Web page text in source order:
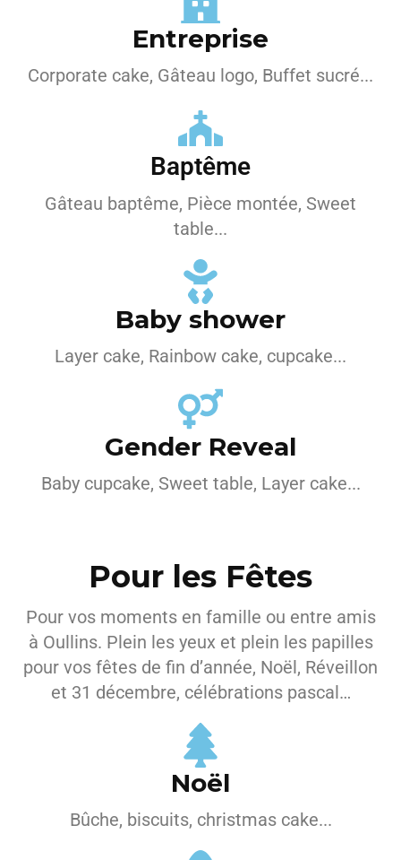
Entreprise
Corporate cake, Gâteau logo, Buffet sucré...
Baptême
Gâteau baptême, Pièce montée, Sweet
table...
Baby shower
Layer cake, Rainbow cake, cupcake...
Gender Reveal
Baby cupcake, Sweet table, Layer cake...
Pour les Fêtes
Pour vos moments en famille ou entre amis
à Oullins. Plein les yeux et plein les papilles
pour vos fêtes de fin d’année, Noël, Réveillon
et 31 décembre, célébrations pascal…
Noël
Bûche, biscuits, christmas cake...